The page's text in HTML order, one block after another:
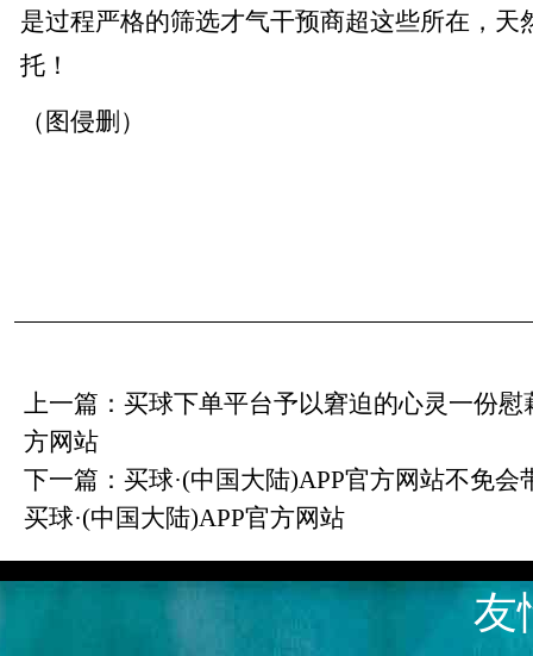
是过程严格的筛选才气干预商超这些所在，天
托！
（图侵删）
上一篇： 买球下单平台予以窘迫的心灵一份慰
方网站
下一篇： 买球·(中国大陆)APP官方网站不免
买球·(中国大陆)APP官方网站
友